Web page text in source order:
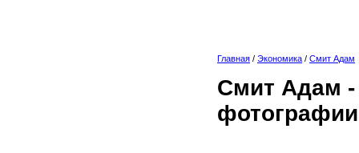
Главная / Экономика / Смит Адам
Смит Адам -